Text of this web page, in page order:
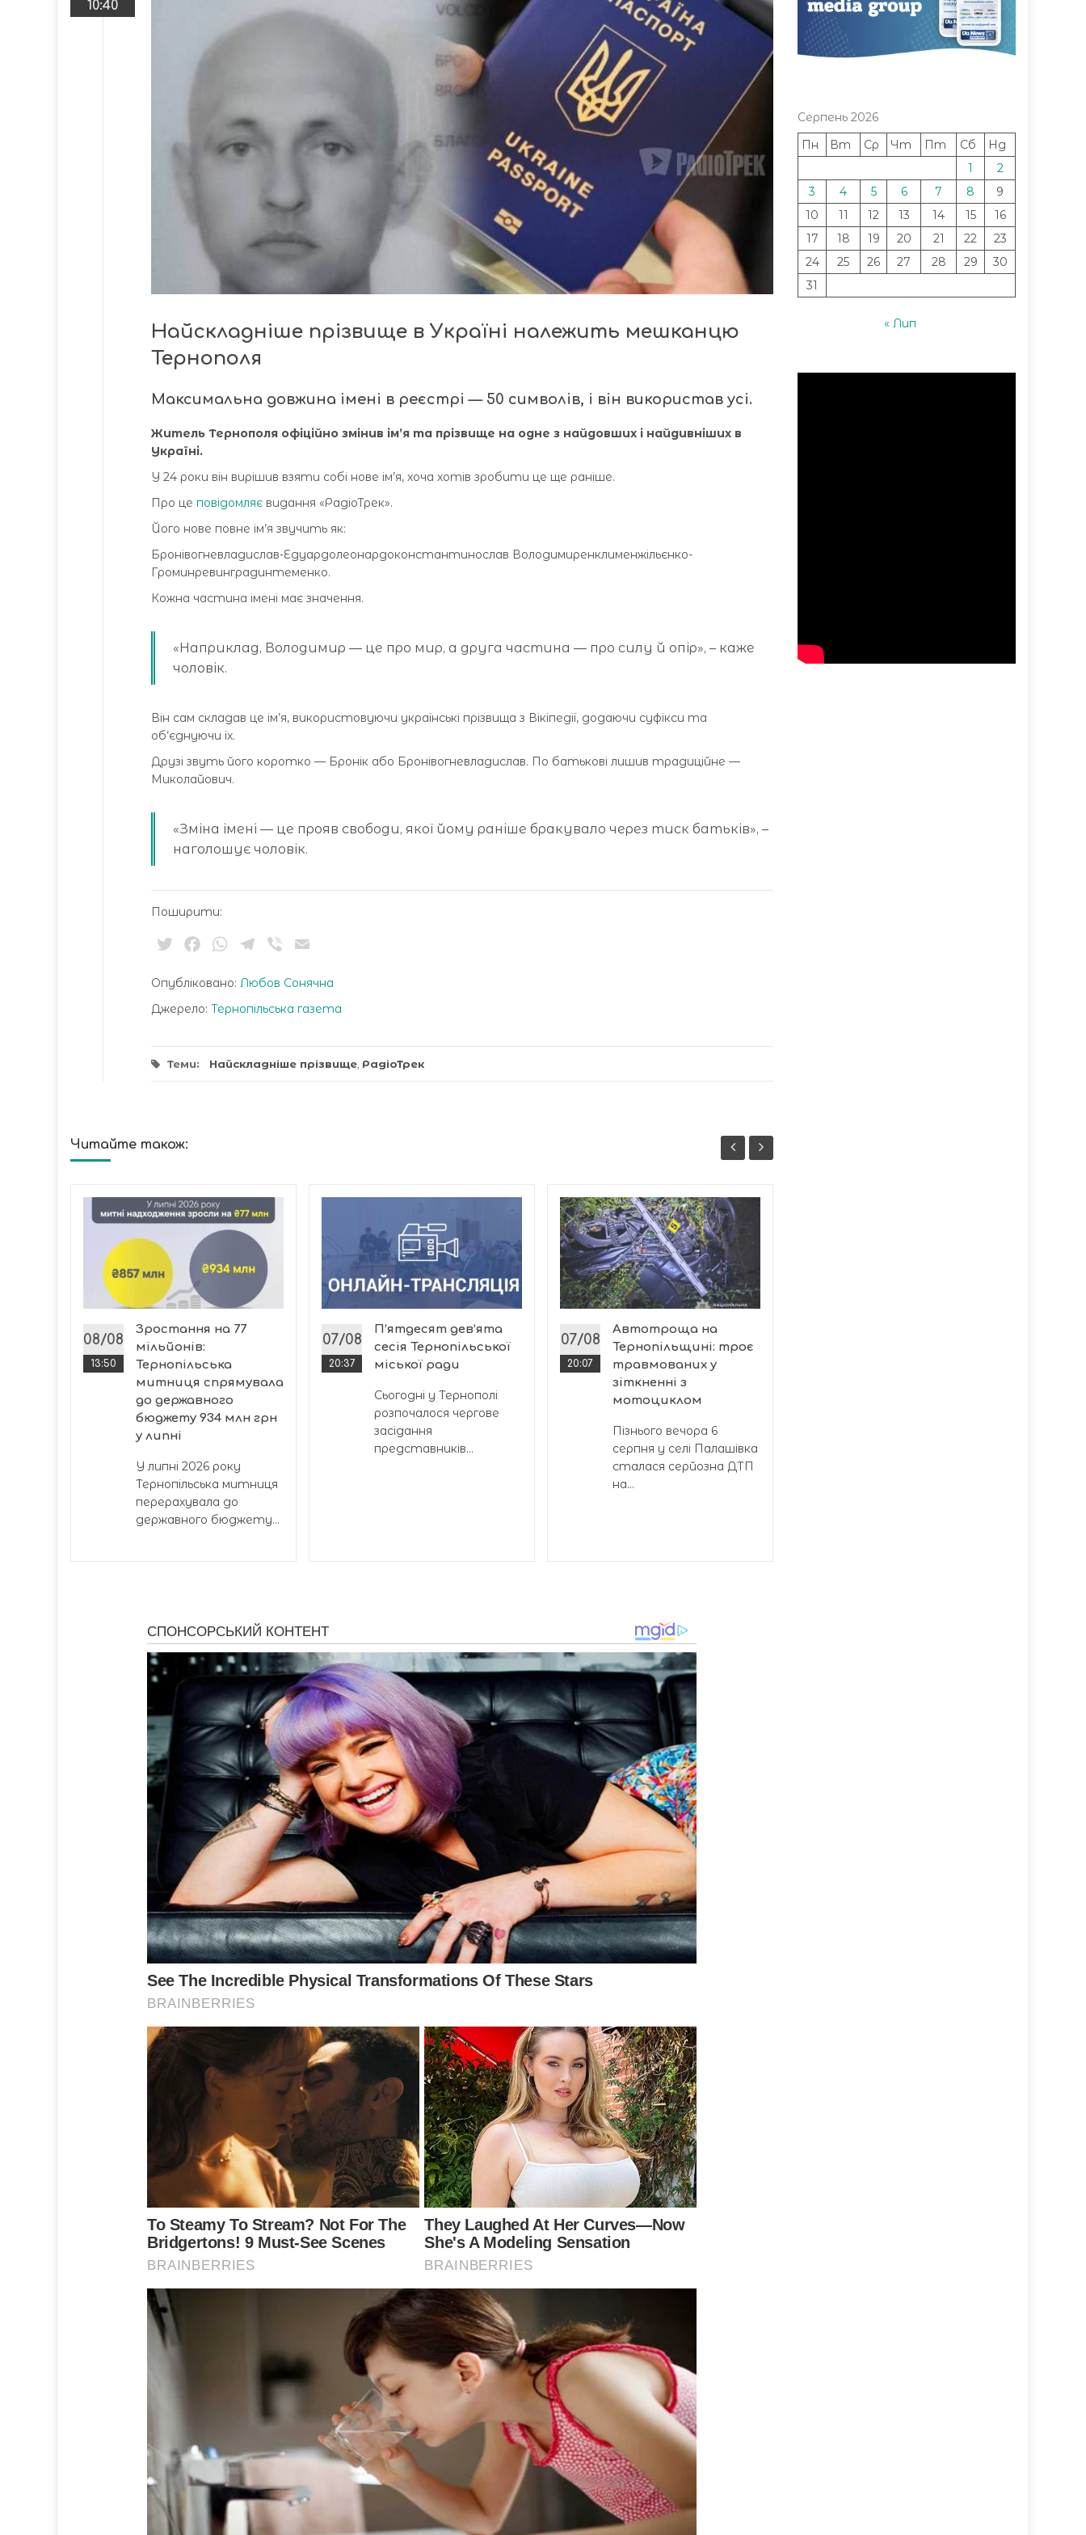
10:40
Найскладніше прізвище в Україні належить мешканцю
Тернополя
Максимальна довжина імені в реєстрі — 50 символів, і він використав усі.
Житель Тернополя офіційно змінив ім’я та прізвище на одне з найдовших і найдивніших в
Україні.
У 24 роки він вирішив взяти собі нове ім’я, хоча хотів зробити це ще раніше.
Про це повідомляє видання «РадіоТрек».
Його нове повне ім’я звучить як:
Бронівогневладислав-Едуардолеонардоконстантинослав Володимиренклименжільєнко-
Громинревинградинтеменко.
Кожна частина імені має значення.
«Наприклад, Володимир — це про мир, а друга частина — про силу й опір», – каже
чоловік.
Він сам складав це ім’я, використовуючи українські прізвища з Вікіпедії, додаючи суфікси та
об’єднуючи їх.
Друзі звуть його коротко — Бронік або Бронівогневладислав. По батькові лишив традиційне —
Миколайович.
«Зміна імені — це прояв свободи, якої йому раніше бракувало через тиск батьків», –
наголошує чоловік.
Поширити:
TwitterFacebookWhatsApp
Telegram
Viber
Опубліковано: Любов Сонячна
Джерело: Тернопільська газета
Теми: Найскладніше прізвище РадіоТрек
Читайте також:
08/08
13:50
Зростання на 77
мільйонів:
Тернопільська
митниця спрямувала
до державного
бюджету 934 млн грн
у липні
У липні 2026 року
Тернопільська митниця
перерахувала до
державного бюджету...
07/08
20:37
П’ятдесят дев’ята
сесія Тернопільської
міської ради
Сьогодні у Тернополі
розпочалося чергове
засідання
представників...
07/08
20:07
Автотроща на
Тернопільщині: троє
травмованих у
зіткненні з
мотоциклом
Пізнього вечора 6
серпня у селі Палашівка
сталася серйозна ДТП
на...
Серпень 2026
Пн
Вт Ср Чт Пт Сб
Нд
1
2
3
4 5 6 7 8
9
10
11 12 13 14 15
16
17
18 19 20 21 22
23
24
25 26 27 28 29
30
31
« Лип